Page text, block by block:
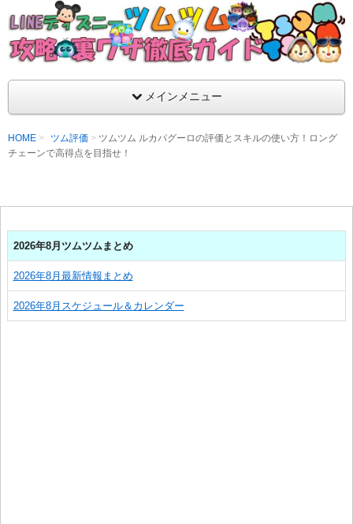
LINEディズニー ツムツム攻略・裏ワザ徹底
支持率No1！痒いところに手が届くツムツム攻略サイト！新ツ
ラ評価も丁寧に解説！ツムツムを120％楽しめるサイトを目指し
メインメニュー
HOME ツム評価
ツムツム ルカパグーロの評価とスキルの使い方！ロング
チェーンで高得点を目指せ！
2026年8月ツムツムまとめ
2026年8月最新情報まとめ
2026年8月スケジュール＆カレンダー